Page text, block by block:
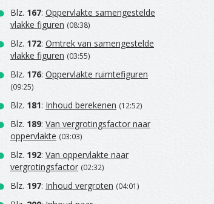
Blz. 167: Oppervlakte samengestelde
vlakke figuren (08:38)
Blz. 172: Omtrek van samengestelde
vlakke figuren (03:55)
Blz. 176: Oppervlakte ruimtefiguren
(09:25)
Blz. 181: Inhoud berekenen (12:52)
Blz. 189: Van vergrotingsfactor naar
oppervlakte (03:03)
Blz. 192: Van oppervlakte naar
vergrotingsfactor (02:32)
Blz. 197: Inhoud vergroten (04:01)